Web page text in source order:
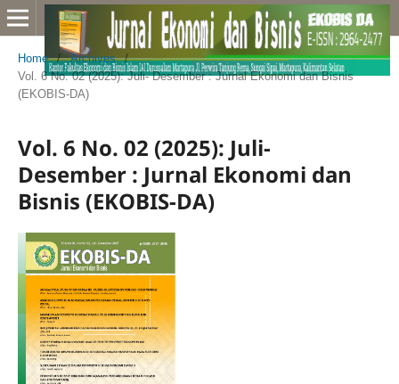
Home / Archives
/
Vol. 6 No. 02 (2025): Juli- Desember : Jurnal Ekonomi dan Bisnis
(EKOBIS-DA)
Vol. 6 No. 02 (2025): Juli-
Desember : Jurnal Ekonomi dan
Bisnis (EKOBIS-DA)